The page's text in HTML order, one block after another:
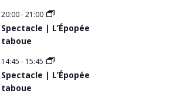
20:00-21:00
Spectacle | L’Épopée
taboue
14:45 - 15:45
Spectacle | L’Épopée
taboue